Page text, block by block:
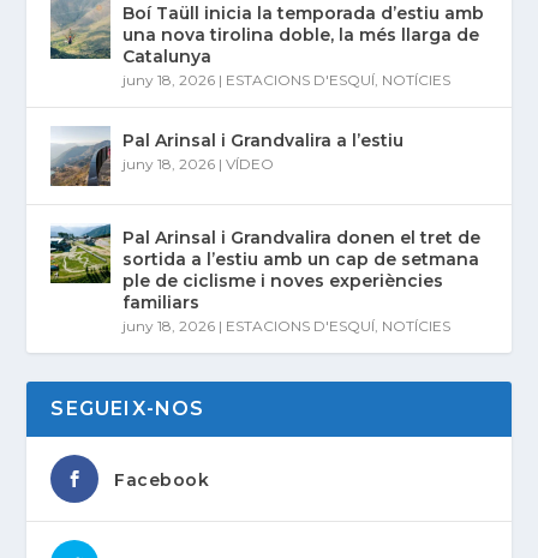
Boí Taüll inicia la temporada d’estiu amb
una nova tirolina doble, la més llarga de
Catalunya
juny 18, 2026 | ESTACIONS D'ESQUÍ NOTÍCIES
Pal Arinsal i Grandvalira a l’estiu
juny 18, 2026 |VÍDEO
Pal Arinsal i Grandvalira donen el tret de
sortida a l’estiu amb un cap de setmana
ple de ciclisme i noves experiències
familiars
juny 18, 2026 | ESTACIONS D'ESQUÍ NOTÍCIES
SEGUEIX-NOS
Facebook